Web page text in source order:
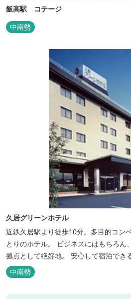
飯高駅 コテージ
中南勢
久居グリーンホテル
近鉄久居駅より徒歩10分。多目的コン
とりのホテル。 ビジネスにはもちろん
拠点として絶好地。 安心して宿泊でき
スも行き届いています。一志・ 嬉野の
中南勢